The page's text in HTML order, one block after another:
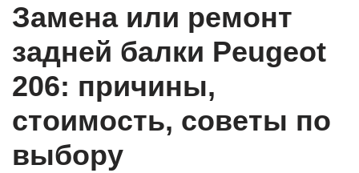
Замена или ремонт
задней балки Peugeot
206: причины,
стоимость, советы по
выбору